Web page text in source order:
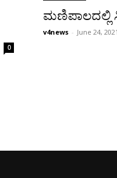
0
ಮಣಿಪಾಲದಲ್ಲಿ
v4news - June 24, 2021